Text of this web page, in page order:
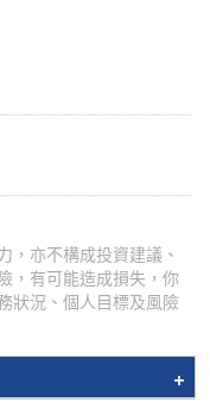
，亦不構成投資建議、
，有可能造成損失，你
狀況、個人目標及風險